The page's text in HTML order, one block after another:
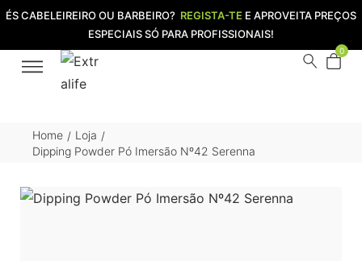
ÉS CABELEIREIRO OU BARBEIRO? REGISTA-TE E APROVEITA PREÇOS
ESPECIAIS SÓ PARA PROFISSIONAIS!
0
Home / Loja /
Dipping Powder Pó Imersão Nº42 Serenna